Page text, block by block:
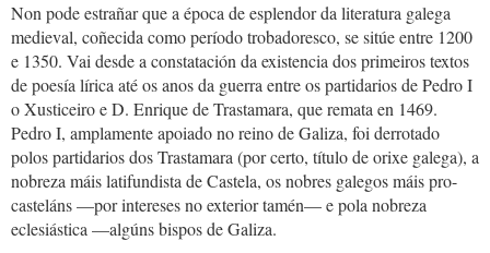
Non pode estrañar que a época de esplendor da literatura galega
medieval, coñecida como período trobadoresco, se sitúe entre 1200
e 1350. Vai desde a constatación da existencia dos primeiros textos
de poesía lírica até os anos da guerra entre os partidarios de Pedro I
o Xusticeiro e D. Enrique de Trastamara, que remata en 1469.
Pedro I, amplamente apoiado no reino de Galiza, foi derrotado
polos partidarios dos Trastamara (por certo, título de orixe galega), a
nobreza máis latifundista de Castela, os nobres galegos máis pro-
casteláns —por intereses no exterior tamén— e pola nobreza
eclesiástica —algúns bispos de Galiza.